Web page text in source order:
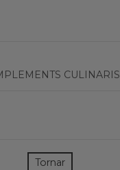
CULINARIS
Tornar